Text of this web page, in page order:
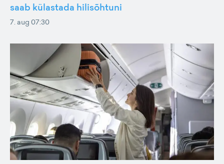
saab külastada hilisõhtuni
7. aug 07:30